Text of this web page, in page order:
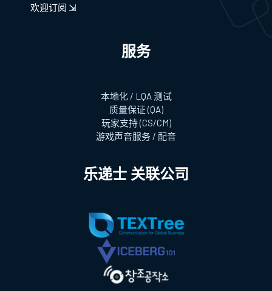
欢迎订阅 ⇲
服务
本地化 / LQA 测试
质量保证 (QA)
玩家支持 (CS/CM)
游戏声音服务 / 配音
乐递士 关联公司